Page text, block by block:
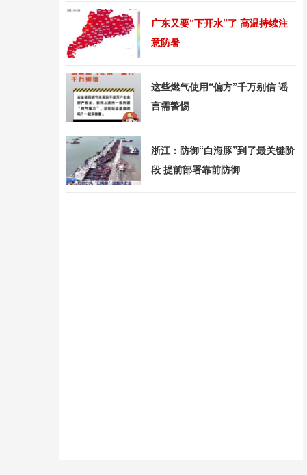
广东又要“下开水”了 高温持续注
意防暑
这些燃气使用“偏方”千万别信 谣
言需警惕
浙江：防御“白海豚”到了最关键阶
段 提前部署靠前防御